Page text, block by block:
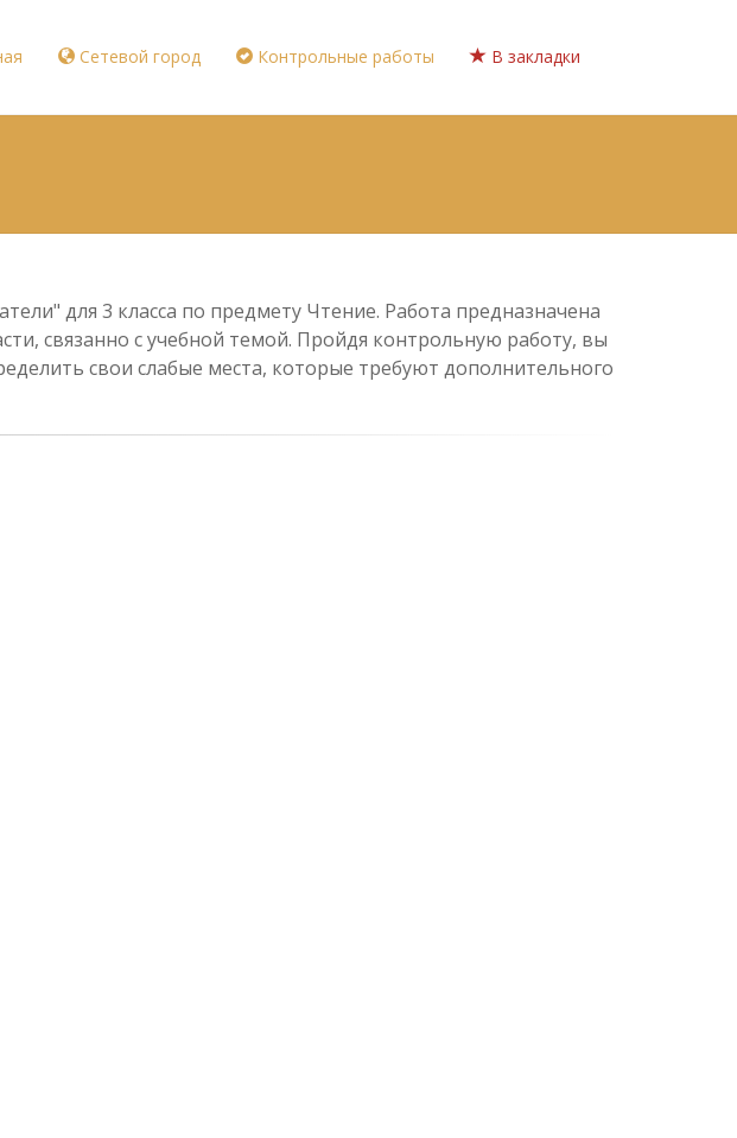
Сетевой город Контрольные работы В закладки
для 3 класса по предмету Чтение. Работа предназначена
связанно с учебной темой. Пройдя контрольную работу, вы
свои слабые места, которые требуют дополнительного